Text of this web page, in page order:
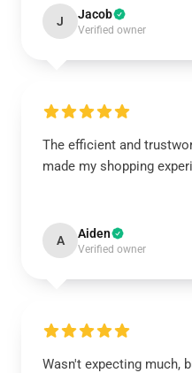
J Jacob
Verified owner
The efficient and
made my shopping
A Aiden
Verified owner
Wasn't expecting much,